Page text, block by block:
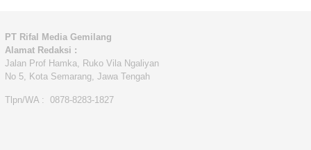
PT Rifal Media Gemilang
Alamat Redaksi :
Jalan Prof Hamka, Ruko Vila Ngaliyan
No 5, Kota Semarang, Jawa Tengah
Tlpn/WA : 0878-8283-1827